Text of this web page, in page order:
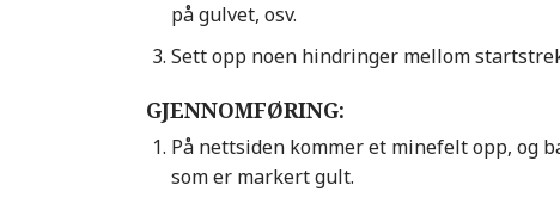
på gulvet, osv.
Sett opp noen hindringer mellom
GJENNOMFØRING:
På nettsiden kommer et minefelt opp, og
som er markert gult.